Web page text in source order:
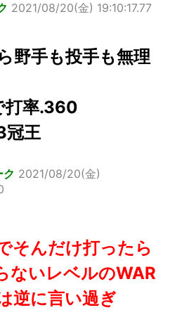
2021/08/20(金) 19:10:17.77
野手も投手も無理
打率.360
冠王
2021/08/20(金)
そんだけ打ったら
ないレベルのWAR
逆に言い過ぎ